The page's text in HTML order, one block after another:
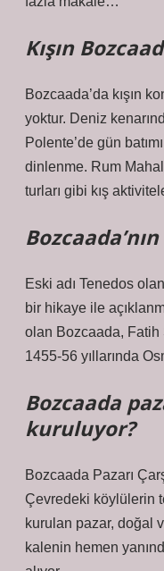
Kışın
Bozcaada’da kışın
yoktur. Deniz
Polente’de gün
dinlenme. Rum
turları gibi kış
Eski adı Tenedos
bir hikaye ile
olan Bozcaada,
1455-56 yıllarında
Bozcaada
kuruluyor?
Bozcaada Pazarı
Çevredeki köylülerin
kurulan pazar, doğal
kalenin hemen